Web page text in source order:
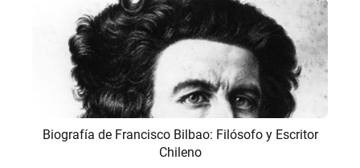
Biografía de Francisco Bilbao: Filósofo y Escritor
Chileno